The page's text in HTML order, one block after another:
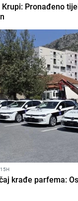
Pronađeno
krađe parfema: